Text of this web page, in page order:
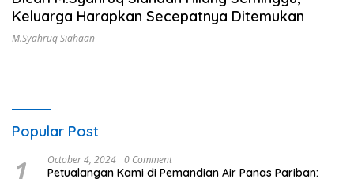
Keluarga Harapkan Secepatnya Ditemukan
M.Syahruq Siahaan
Popular Post
October 4, 2024 0 Comment
Petualangan Kami di Pemandian Air Panas Pariban: